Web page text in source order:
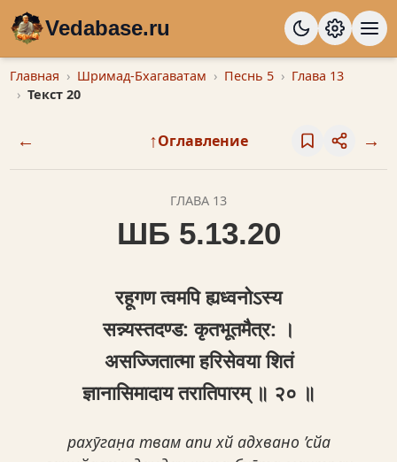
Vedabase.ru
Главная Шримад-Бхагаватам Песнь 5
Глава 13
Текст 20
← ↑Оглавление →
ГЛАВА 13
ШБ 5.13.20
रहूगण त्वमपि ह्यध्वनोऽस्य
सन्न्यस्तदण्ड: कृतभूतमैत्र: ।
असज्जितात्मा हरिसेवया शितं
ज्ञानासिमादाय तरातिपारम् ॥ २० ॥
рахӯган̣а твам апи хй адхвано ’сйа